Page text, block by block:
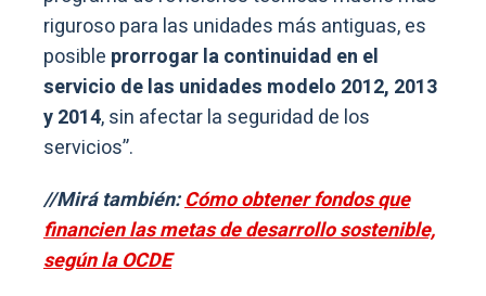
riguroso para las unidades más antiguas, es
posible prorrogar la continuidad en el
servicio de las unidades modelo 2012, 2013
y 2014, sin afectar la seguridad de los
servicios”.
//Mirá también:Cómo obtener fondos que
financien las metas de desarrollo sostenible,
según la OCDE